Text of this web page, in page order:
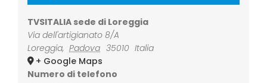
TVSITALIA sede di Loreggia
Via dell'artigianato 8/A
Loreggia, Padova 35010 Italia
+ Google Maps
Numero di telefono